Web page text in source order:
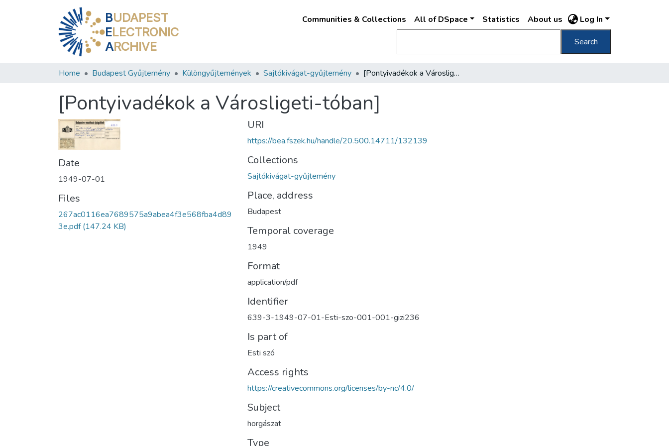
BUDAPEST
ELECTRONIC
ARCHIVE
Communities & Collections All of DSpace Statistics About us Log In
Search
Home Budapest Gyűjtemény Különgyűjtemények Sajtókivágat-gyűjtemény [Pontyivadékok a Városligeti-tóban]
[Pontyivadékok a Városligeti-tóban]
Date
1949-07-01
Files
267ac0116ea7689575a9abea4f3e568fba4d89
3e.pdf(147.24 KB)
URI
https://bea.fszek.hu/handle/20.500.14711/132139
Collections
Sajtókivágat-gyűjtemény
Place, address
Budapest
Temporal coverage
1949
Format
application/pdf
Identifier
639-3-1949-07-01-Esti-szo-001-001-gizi236
Is part of
Esti szó
Access rights
https://creativecommons.org/licenses/by-nc/4.0/
Subject
horgászat
Type